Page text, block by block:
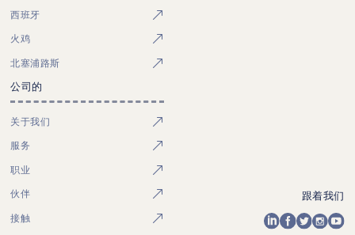
西班牙
火鸡
北塞浦路斯
公司的
关于我们
服务
职业
伙伴
接触
跟着我们